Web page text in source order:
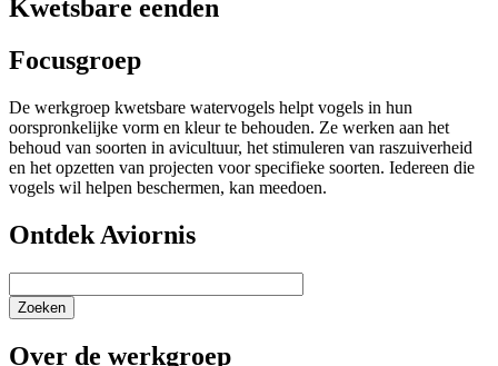
Kwetsbare eenden
Focusgroep
De werkgroep kwetsbare watervogels helpt vogels in hun
oorspronkelijke vorm en kleur te behouden. Ze werken aan het
behoud van soorten in avicultuur, het stimuleren van raszuiverheid
en het opzetten van projecten voor specifieke soorten. Iedereen die
vogels wil helpen beschermen, kan meedoen.
Ontdek Aviornis
Over de werkgroep